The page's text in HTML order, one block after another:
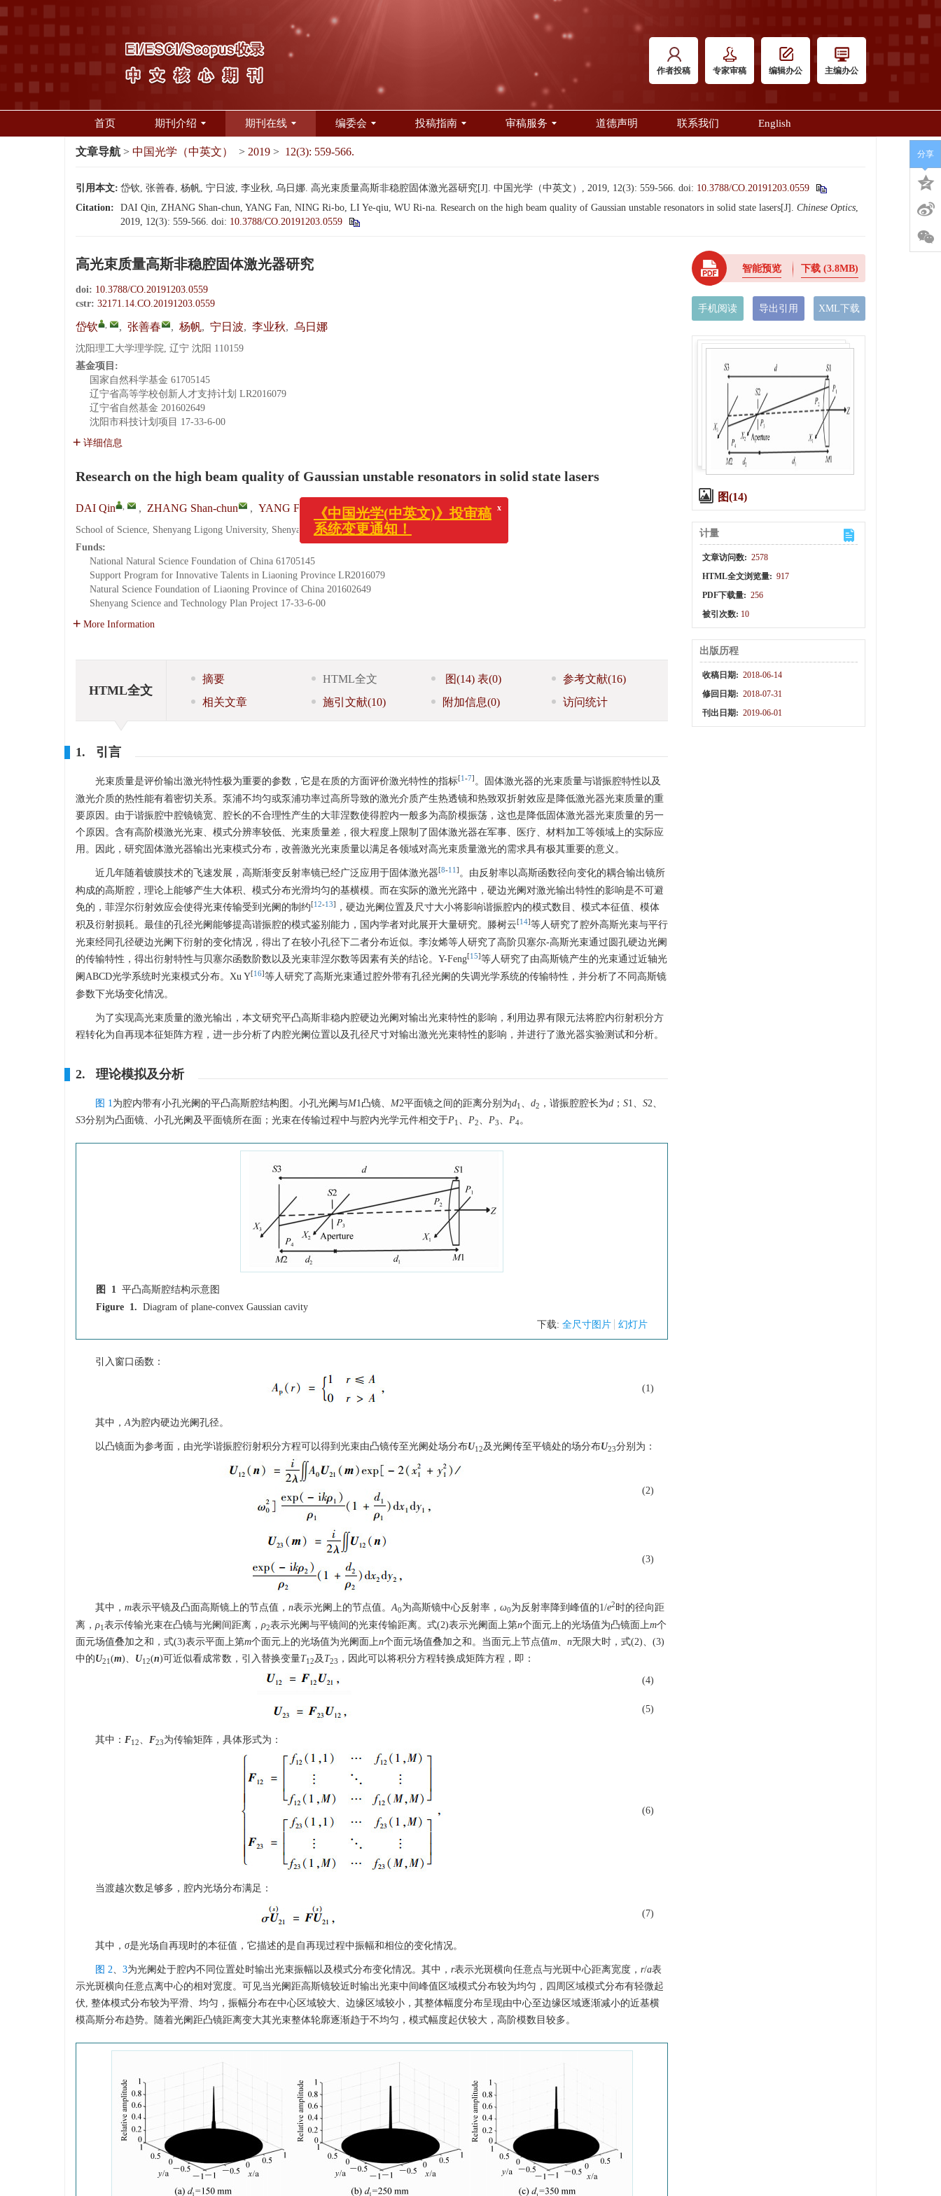
作者投稿 专家审稿 编辑办公 主编办公
首页 期刊介绍 期刊在线 编委会 投稿指南 审稿服务 道德声明 联系我们 English
文章导航 > 中国光学（中英文） > 2019 > 12(3): 559-566.
引用本文: 岱钦, 张善春, 杨帆, 宁日波, 李业秋, 乌日娜. 高光束质量高斯非稳腔固体激光器研究[J]. 中国光学（中英文）, 2019, 12(3): 559-566. doi: 10.3788/CO.20191203.0559
Citation:
DAI Qin, ZHANG Shan-chun, YANG Fan, NING Ri-bo, LI Ye-qiu, WU Ri-na. Research on the high beam quality of Gaussian unstable resonators in solid state lasers[J]. Chinese Optics,
2019, 12(3): 559-566. doi: 10.3788/CO.20191203.0559
高光束质量高斯非稳腔固体激光器研究
doi: 10.3788/CO.20191203.0559
cstr: 32171.14.CO.20191203.0559
岱钦 , , 张善春 , 杨帆, 宁日波, 李业秋, 乌日娜
沈阳理工大学理学院, 辽宁 沈阳 110159
基金项目:
国家自然科学基金 61705145
辽宁省高等学校创新人才支持计划 LR2016079
辽宁省自然基金 201602649
沈阳市科技计划项目 17-33-6-00
详细信息
Research on the high beam quality of Gaussian unstable resonators in solid state lasers
DAI Qin , , ZHANG Shan-chun , YANG Fan NING Ri-bo, LI Ye-qiu, WU Ri-na
School of Science, Shenyang Ligong University, Shenyang 110159, China
Funds:
National Natural Science Foundation of China 61705145
Support Program for Innovative Talents in Liaoning Province LR2016079
Natural Science Foundation of Liaoning Province of China 201602649
Shenyang Science and Technology Plan Project 17-33-6-00
More Information
HTML全文
摘要 HTML全文 图(14) 表(0) 参考文献(16)
相关文章
施引文献(10) 附加信息(0) 访问统计
1. 引言
光束质量是评价输出激光特性极为重要的参数，它是在质的方面评价激光特性的指标[1 -7] 。固体激光器的光束质量与谐振腔特性以及
激光介质的热性能有着密切关系。泵浦不均匀或泵浦功率过高所导致的激光介质产生热透镜和热致双折射效应是降低激光器光束质量的重
要原因。由于谐振腔中腔镜镜宽、腔长的不合理性产生的大菲涅数使得腔内一般多为高阶模振荡，这也是降低固体激光器光束质量的另一
个原因。含有高阶模激光光束、模式分辨率较低、光束质量差，很大程度上限制了固体激光器在军事、医疗、材料加工等领域上的实际应
用。因此，研究固体激光器输出光束模式分布，改善激光光束质量以满足各领域对高光束质量激光的需求具有极其重要的意义。
近几年随着镀膜技术的飞速发展，高斯渐变反射率镜已经广泛应用于固体激光器[8-11 ] 。由反射率以高斯函数径向变化的耦合输出镜所
构成的高斯腔，理论上能够产生大体积、模式分布光滑均匀的基横模。而在实际的激光光路中，硬边光阑对激光输出特性的影响是不可避
免的，菲涅尔衍射效应会使得光束传输受到光阑的制约[12-13]
，硬边光阑位置及尺寸大小将影响谐振腔内的模式数目、模式本征值、模体
积及衍射损耗。最佳的孔径光阑能够提高谐振腔的模式鉴别能力，国内学者对此展开大量研究。滕树云[14]等人研究了腔外高斯光束与平行
光束经同孔径硬边光阑下衍射的变化情况，得出了在较小孔径下二者分布近似。李汝烯等人研究了高阶贝塞尔-高斯光束通过圆孔硬边光阑
的传输特性，得出衍射特性与贝塞尔函数阶数以及光束菲涅尔数等因素有关的结论。Y-Feng[15]等人研究了由高斯镜产生的光束通过近轴光
阑ABCD光学系统时光束模式分布。Xu Y[16]等人研究了高斯光束通过腔外带有孔径光阑的失调光学系统的传输特性，并分析了不同高斯镜
参数下光场变化情况。
为了实现高光束质量的激光输出，本文研究平凸高斯非稳内腔硬边光阑对输出光束特性的影响，利用边界有限元法将腔内衍射积分方
程转化为自再现本征矩阵方程，进一步分析了内腔光阑位置以及孔径尺寸对输出激光光束特性的影响，并进行了激光器实验测试和分析。
2. 理论模拟及分析
图 1为腔内带有小孔光阑的平凸高斯腔结构图。小孔光阑与M1凸镜、 M2平面镜之间的距离分别为d1 、 d2 ，谐振腔腔长为d ； S1、 S2、
S3分别为凸面镜、小孔光阑及平面镜所在面；光束在传输过程中与腔内光学元件相交于P1 、 P2、 P3、 P4。
图 1 平凸高斯腔结构示意图
Figure 1. Diagram of plane-convex Gaussian cavity
下载: 全尺寸图片 幻灯片
引入窗口函数：
(1)
其中，A为腔内硬边光阑孔径。
以凸镜面为参考面，由光学谐振腔衍射积分方程可以得到光束由凸镜传至光阑处场分布U12及光阑传至平镜处的场分布U23分别为：
(2)
(3)
其中， m表示平镜及凸面高斯镜上的节点值， n表示光阑上的节点值。A0为高斯镜中心反射率， ω0为反射率降到峰值的1/e2时的径向距
离， ρ1 表示传输光束在凸镜与光阑间距离， ρ2表示光阑与平镜间的光束传输距离。式(2)表示光阑面上第n个面元上的光场值为凸镜面上m个
面元场值叠加之和，式(3)表示平面上第m个面元上的光场值为光阑面上n个面元场值叠加之和。当面元上节点值m、 n无限大时，式(2)、(3)
中的U21 (m)、 U12(n)可近似看成常数，引入替换变量T12及 T23 ，因此可以将积分方程转换成矩阵方程，即：
(4)
(5)
其中： F12、 F23为传输矩阵，具体形式为：
(6)
当渡越次数足够多，腔内光场分布满足：
(7)
其中， σ是光场自再现时的本征值，它描述的是自再现过程中振幅和相位的变化情况。
图 2、 3为光阑处于腔内不同位置处时输出光束振幅以及模式分布变化情况。其中， r表示光斑横向任意点与光斑中心距离宽度， r/a表
示光斑横向任意点离中心的相对宽度。可见当光阑距高斯镜较近时输出光束中间峰值区域模式分布较为均匀，四周区域模式分布有轻微起
伏, 整体模式分布较为平滑、均匀，振幅分布在中心区域较大、边缘区域较小，其整体幅度分布呈现由中心至边缘区域逐渐减小的近基横
模高斯分布趋势。随着光阑距凸镜距离变大其光束整体轮廓逐渐趋于不均匀，模式幅度起伏较大，高阶模数目较多。
智能预览 下载 (3.8MB)
手机阅读 导出引用 XML下载
图(14)
计量
文章访问数: 2578
HTML全文浏览量: 917
PDF下载量: 256
被引次数: 10
出版历程
收稿日期: 2018-06-14
修回日期: 2018-07-31
刊出日期: 2019-06-01
分享
《中国光学(中英文)》投审稿